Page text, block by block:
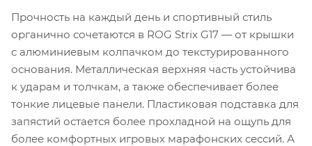
Прочность на каждый день и спортивный стиль
органично сочетаются в ROG Strix G17 — от крышки
с алюминиевым колпачком до текстурированного
основания. Металлическая верхняя часть устойчива
к ударам и толчкам, а также обеспечивает более
тонкие лицевые панели. Пластиковая подставка для
запястий остается более прохладной на ощупь для
более комфортных игровых марафонских сессий. А